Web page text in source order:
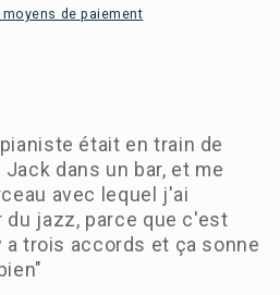
moyens de paiement
était en train de
dans un bar, et me
avec lequel j'ai
du jazz, parce que c'est
a trois accords et ça sonne